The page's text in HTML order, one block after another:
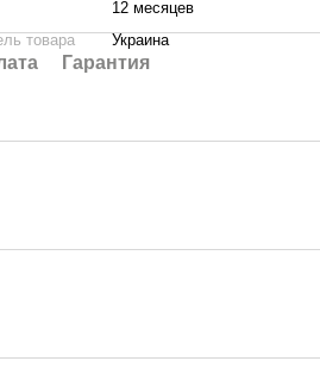
12 месяцев
товара
Украина
Гарантия